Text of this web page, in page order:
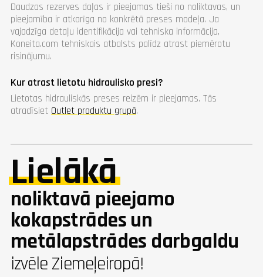
Daudzas rezerves daļas ir pieejamas tieši no noliktavas, un
pieejamība ir atkarīga no konkrētā preses modeļa. Ja
vajadzīga detaļu identifikācija vai tehniska informācija,
Koneita.com tehniskais atbalsts palīdz atrast piemērotu
risinājumu.
Kur atrast lietotu hidraulisko presi?
Lietotas hidrauliskās preses reizēm ir pieejamas. Tās
atradīsiet Outlet produktu grupā.
Lielākā
noliktavā pieejamo
kokapstrādes un
metālapstrādes darbgaldu
izvēle Ziemeļeiropā!